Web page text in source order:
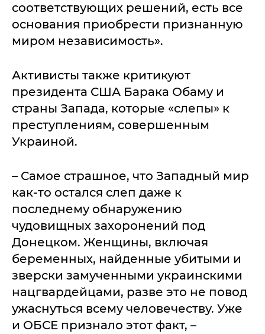
соответствующих решений, есть все
основания приобрести признанную
миром независимость».
Активисты также критикуют
президента США Барака Обаму и
страны Запада, которые «слепы» к
преступлениям, совершенным
Украиной.
– Самое страшное, что Западный мир
как-то остался слеп даже к
последнему обнаружению
чудовищных захоронений под
Донецком. Женщины, включая
беременных, найденные убитыми и
зверски замученными украинскими
нацгвардейцами, разве это не повод
ужаснуться всему человечеству. Уже
и ОБСЕ признало этот факт, –